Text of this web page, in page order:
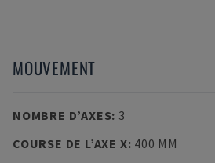
MOUVEMENT
NOMBRE D’AXES: 3
COURSE DE L’AXE X: 400 MM